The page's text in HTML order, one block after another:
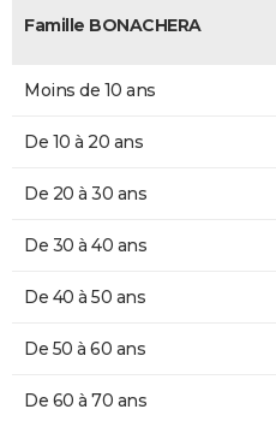
Famille BONACHERA
Moins de 10 ans
De 10 à 20 ans
De 20 à 30 ans
De 30 à 40 ans
De 40 à 50 ans
De 50 à 60 ans
De 60 à 70 ans